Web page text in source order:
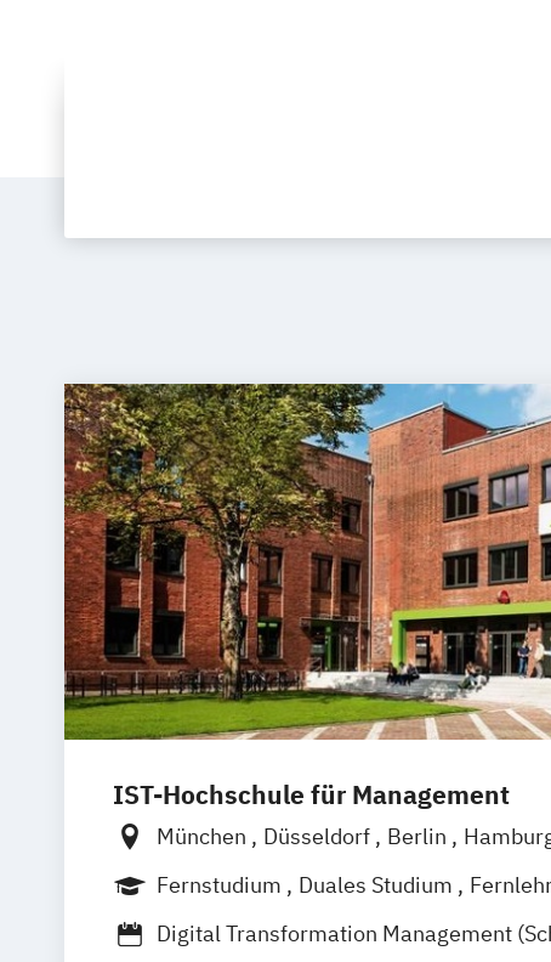
IST-Hochschule für Management
München Düsseldorf Berlin
Weil am Rhein
Frankfurt am Main
Fernstudium Duales Studium
Digital Transformation Management